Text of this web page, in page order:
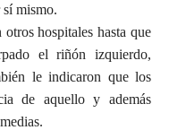
sí mismo.
hospitales hasta que
el riñón izquierdo,
le indicaron que los
de aquello y además